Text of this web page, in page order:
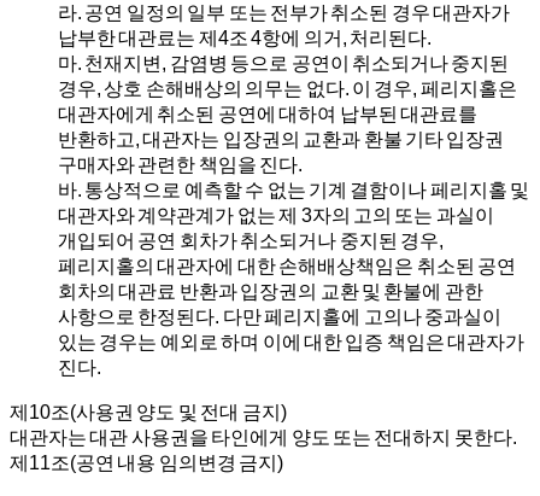
라. 공연 일정의 일부 또는 전부가 취소된 경우 대관자가
납부한 대관료는 제4조 4항에 의거, 처리된다.
마. 천재지변, 감염병 등으로 공연이 취소되거나 중지된
경우, 상호 손해배상의 의무는 없다. 이 경우, 페리지홀은
대관자에게 취소된 공연에 대하여 납부된 대관료를
반환하고, 대관자는 입장권의 교환과 환불 기타 입장권
구매자와 관련한 책임을 진다.
바. 통상적으로 예측할 수 없는 기계 결함이나 페리지홀 및
대관자와 계약관계가 없는 제 3자의 고의 또는 과실이
개입되어 공연 회차가 취소되거나 중지된 경우,
페리지홀의 대관자에 대한 손해배상책임은 취소된 공연
회차의 대관료 반환과 입장권의 교환 및 환불에 관한
사항으로 한정된다. 다만 페리지홀에 고의나 중과실이
있는 경우는 예외로 하며 이에 대한 입증 책임은 대관자가
진다.
제10조(사용권 양도 및 전대 금지)
대관자는 대관 사용권을 타인에게 양도 또는 전대하지 못한다.
제11조(공연 내용 임의변경 금지)